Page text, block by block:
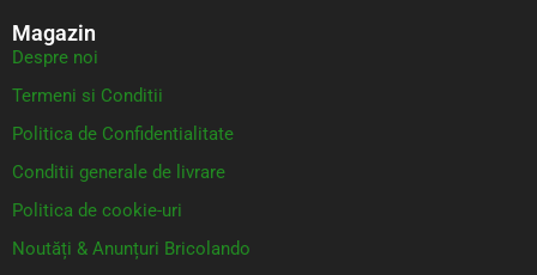
Magazin
Despre noi
Termeni si Conditii
Politica de Confidentialitate
Conditii generale de livrare
Politica de cookie-uri
Noutăți & Anunțuri Bricolando